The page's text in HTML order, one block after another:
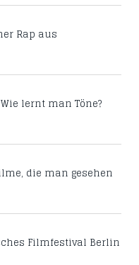
Rap aus
lernt man Töne?
die man gesehen
Filmfestival Berlin